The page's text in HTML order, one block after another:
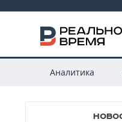
Аналитика